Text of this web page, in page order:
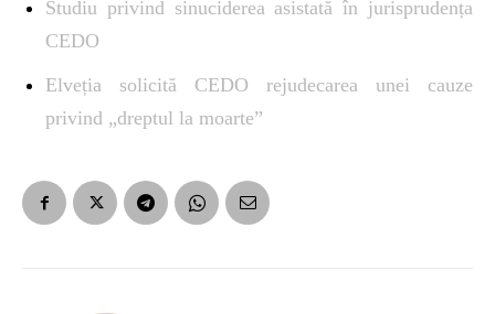
Studiu privind sinuciderea asistată în jurisprudența
CEDO
Elveția solicită CEDO rejudecarea unei cauze
privind „dreptul la moarte”